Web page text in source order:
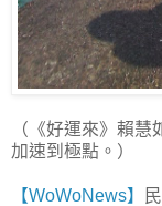
（《好運來》賴
加速到極點。）
【WoWoNews】